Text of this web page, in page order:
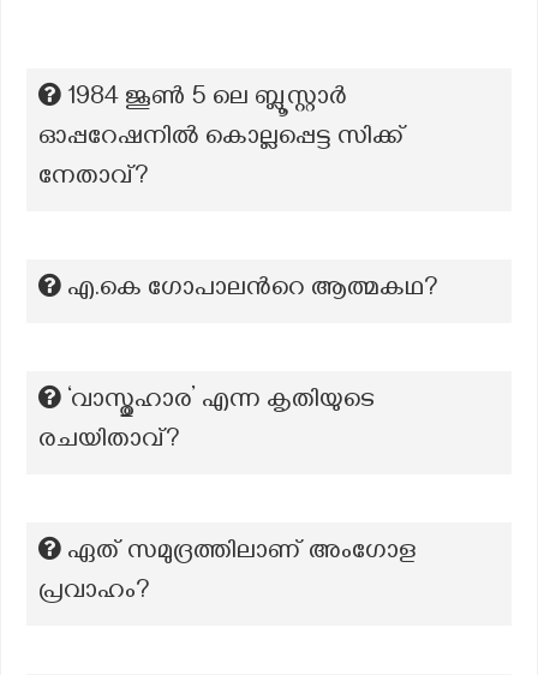
1984 ജൂൺ 5 ലെ ബ്ലൂസ്റ്റാർ
ഓപ്പറേഷനിൽ കൊല്ലപ്പെട്ട സിക്ക്
നേതാവ്?
എ.കെ ഗോപാലന്‍റെ ആത്മകഥ?
‘വാസ്തുഹാര’ എന്ന കൃതിയുടെ
രചയിതാവ്?
ഏത് സമുദ്രത്തിലാണ് അംഗോള
പ്രവാഹം?